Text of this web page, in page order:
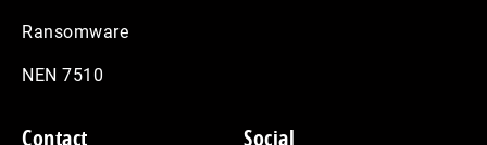
Ransomware
NEN 7510
Contact Social